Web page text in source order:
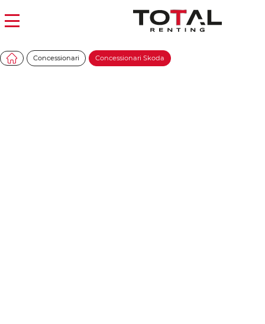
Concessionari Concessionari Skoda